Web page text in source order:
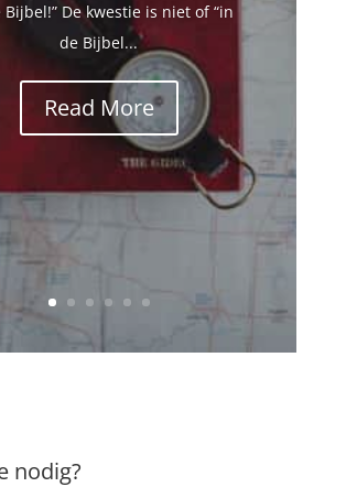
Bijbel!” De kwestie is niet of “in
de Bijbel...
Read More
nodig?